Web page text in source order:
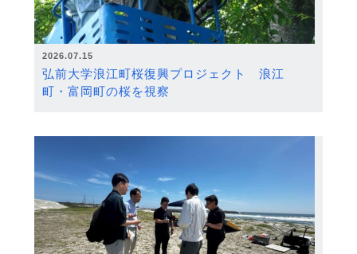
2026.07.15
弘前大学浪江町桜復興プロジェクト 浪江
町・富岡町の桜を視察